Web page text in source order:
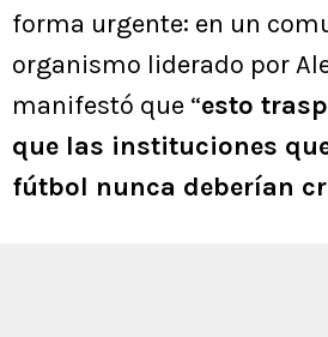
forma urgente: en un
organismo liderado por
manifestó que “esto
que las instituciones
fútbol nunca deberían